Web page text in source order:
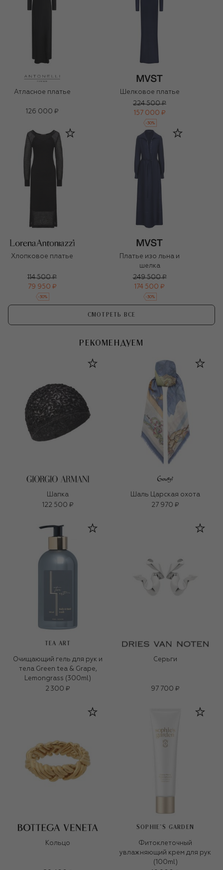
Атласное платье
126 000 ₽
Шелковое платье
224 500 ₽
157 000 ₽
-30%
Хлопковое платье
114 500 ₽
79 950 ₽
-30%
Платье изо льна и
шелка
249 500 ₽
174 500 ₽
-30%
СМОТРЕТЬ ВСЕ
РЕКОМЕНДУЕМ
Шапка
122 500 ₽
Шаль Царская охота
27 970 ₽
TEA ART
Очищающий гель для рук и
тела Green tea & Grape,
Lemongrass (300ml)
2 300 ₽
Серьги
97 700 ₽
Кольцо
SOPHIE`S GARDEN
Фитоклеточный
увлажняющий крем для рук
(100ml)